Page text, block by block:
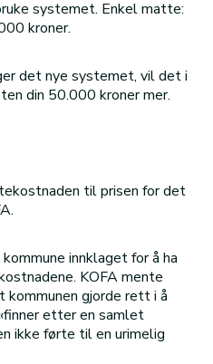
systemet. Enkel matte:
kroner.
det nye systemet, vil det i
din 50.000 kroner mer.
til prisen for det
innklaget for å ha
KOFA mente
gjorde rett i å
etter en samlet
ikke førte til en urimelig